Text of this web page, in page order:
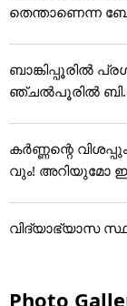
തെന്താണെന്ന
ബാങ്കിപ്പൂരിൽ
ഞ്ചൽപൂരിൽ
കർണ്ണന്റെ
വും! അറിയുമോ
വിദ്യാഭ്യാസ
Photo